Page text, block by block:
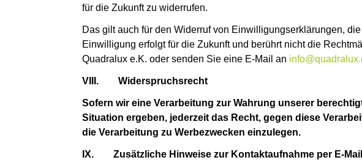
für die Zukunft zu widerrufen.
Das gilt auch für den Widerruf von Einwilligungserklärungen,
Einwilligung erfolgt für die Zukunft und berührt nicht die
Quadralux e.K. oder senden Sie eine E-Mail an
VIII. Widerspruchsrecht
Sofern wir eine Verarbeitung zur Wahrung unserer
Situation ergeben, jederzeit das Recht, gegen diese
die Verarbeitung zu Werbezwecken einzulegen.
IX. Zusätzliche Hinweise zur Kontaktaufnahme per E-